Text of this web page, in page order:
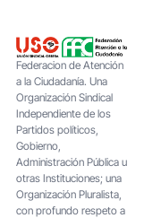
Federacion de Atención
a la Ciudadanía. Una
Organización Sindical
Independiente de los
Partidos políticos,
Gobierno,
Administración Pública u
otras Instituciones; una
Organización Pluralista,
con profundo respeto a